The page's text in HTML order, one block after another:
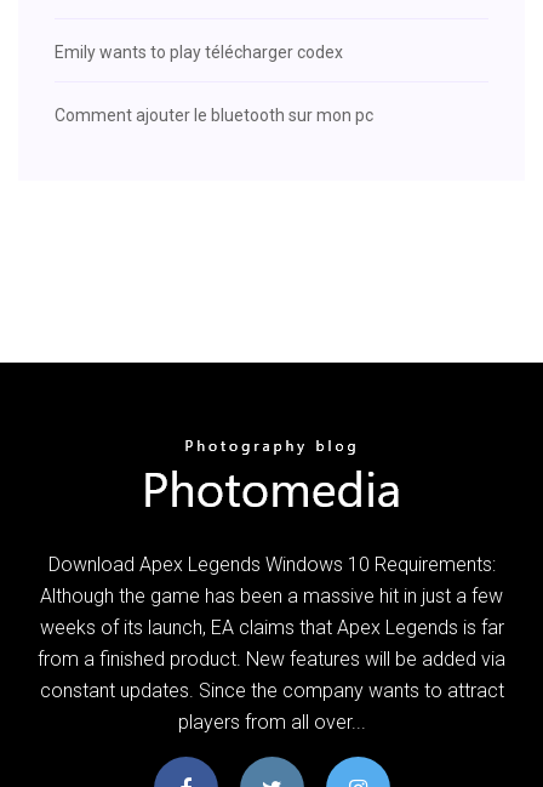
Emily wants to play télécharger codex
Comment ajouter le bluetooth sur mon pc
Download Apex Legends Windows 10 Requirements:
Although the game has been a massive hit in just a few
weeks of its launch, EA claims that Apex Legends is far
from a finished product. New features will be added via
constant updates. Since the company wants to attract
players from all over...